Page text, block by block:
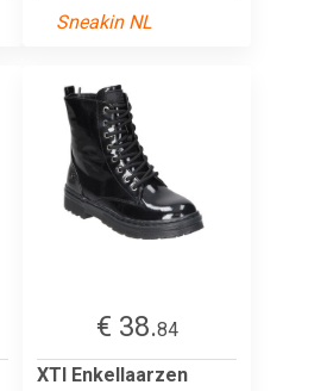
Sneakin NL
€ 38.84
XTI Enkellaarzen